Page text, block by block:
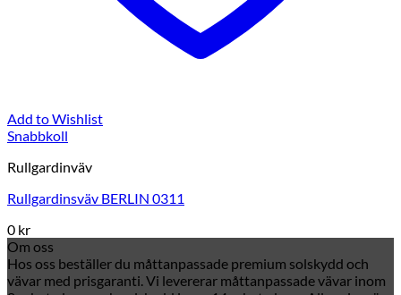
Add to Wishlist
Snabbkoll
Rullgardinväv
Rullgardinsväv BERLIN 0311
0 kr
Om oss
Hos oss beställer du måttanpassade premium solskydd och
vävar med prisgaranti. Vi levererar måttanpassade vävar inom